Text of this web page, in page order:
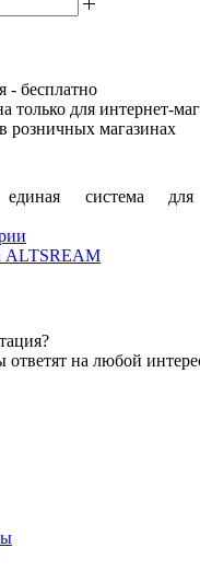
- бесплатно
только для интернет-
розничных магазинах
система
ALTSREAM
ответят на любой